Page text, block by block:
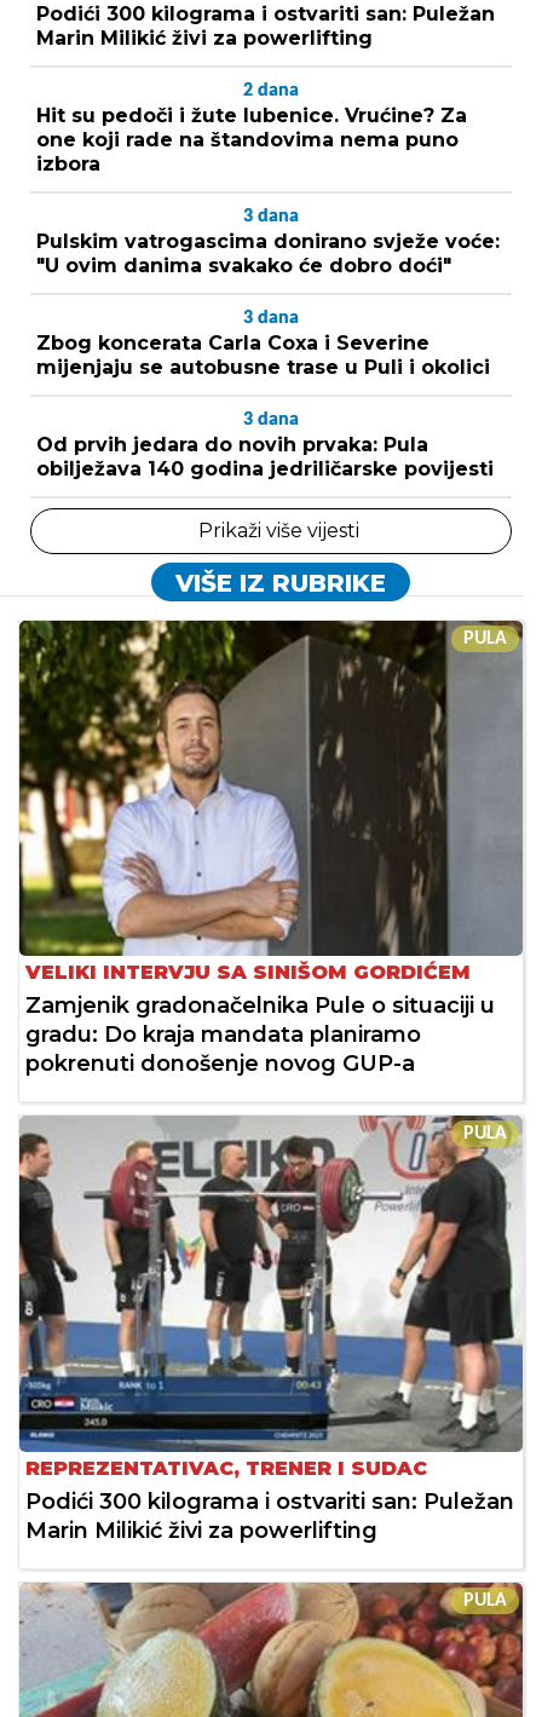
Podići 300 kilograma i ostvariti san: Puležan
Marin Milikić živi za powerlifting
2 dana
Hit su pedoči i žute lubenice. Vrućine? Za
one koji rade na štandovima nema puno
izbora
3 dana
Pulskim vatrogascima donirano svježe voće:
"U ovim danima svakako će dobro doći"
3 dana
Zbog koncerata Carla Coxa i Severine
mijenjaju se autobusne trase u Puli i okolici
3 dana
Od prvih jedara do novih prvaka: Pula
obilježava 140 godina jedriličarske povijesti
Prikaži više vijesti
VIŠE IZ RUBRIKE
PULA
VELIKI INTERVJU SA SINIŠOM GORDIĆEM
Zamjenik gradonačelnika Pule o situaciji u
gradu: Do kraja mandata planiramo
pokrenuti donošenje novog GUP-a
PULA
REPREZENTATIVAC, TRENER I SUDAC
Podići 300 kilograma i ostvariti san: Puležan
Marin Milikić živi za powerlifting
PULA